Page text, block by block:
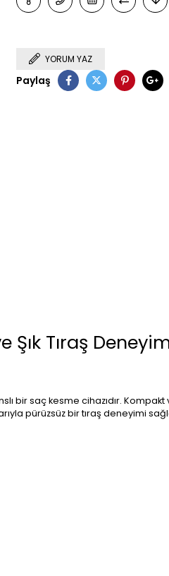
YORUM YAZ
Paylaş
Tıraş
saç kesme cihazıdır. Kompakt
pürüzsüz bir tıraş deneyimi